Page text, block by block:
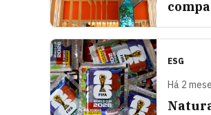
ESG
Há 2